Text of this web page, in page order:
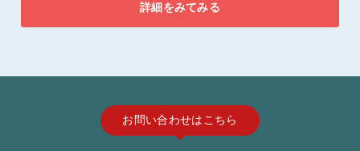
詳細をみてみる
お問い合わせはこちら